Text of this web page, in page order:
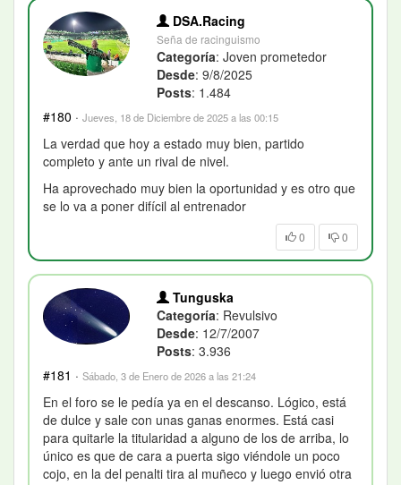
DSA.Racing
Seña de racinguismo
Categoría: Joven prometedor
Desde: 9/8/2025
Posts: 1.484
#180 · Jueves, 18 de Diciembre de 2025 a las 00:15
La verdad que hoy a estado muy bien, partido
completo y ante un rival de nivel.
Ha aprovechado muy bien la oportunidad y es otro que
se lo va a poner difícil al entrenador
0 0
Tunguska
Categoría: Revulsivo
Desde: 12/7/2007
Posts: 3.936
#181 · Sábado, 3 de Enero de 2026 a las 21:24
En el foro se le pedía ya en el descanso. Lógico, está
de dulce y sale con unas ganas enormes. Está casi
para quitarle la titularidad a alguno de los de arriba, lo
único es que de cara a puerta sigo viéndole un poco
cojo, en la del penalti tira al muñeco y luego envió otra